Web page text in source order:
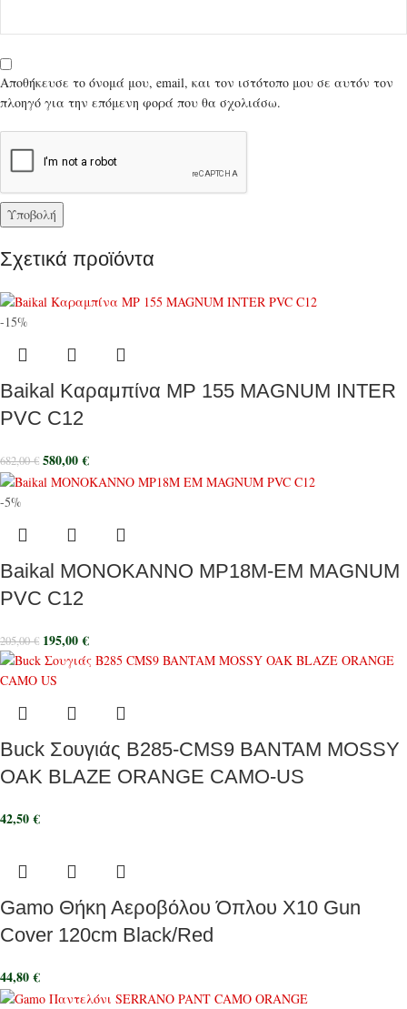
Αποθήκευσε το όνομά μου, email, και τον ιστότοπο μου σε αυτόν τον
πλοηγό για την επόμενη φορά που θα σχολιάσω.
Σχετικά προϊόντα
-15%
Baikal Καραμπίνα MP 155 MAGNUM INTER
PVC C12
682,00€ 580,00€
-5%
Baikal ΜΟΝΟΚΑΝΝΟ MP18M-EM MAGNUM
PVC C12
205,00€ 195,00€
Buck Σουγιάς B285-CMS9 BANTAM MOSSY
OAK BLAZE ORANGE CAMO-US
42,50€
Gamo Θήκη Αεροβόλου Όπλου X10 Gun
Cover 120cm Black/Red
44,80€